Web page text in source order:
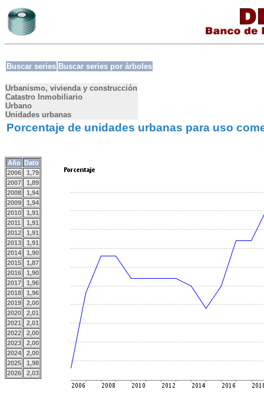
Buscar series Buscar series por árboles
Urbanismo, vivienda y construcción
Catastro Inmobiliario
Urbano
Unidades urbanas
Porcentaje de unidades urbanas para uso
Año Dato
2006
1,79
2007
1,89
2008
1,94
2009
1,94
2010
1,91
2011
1,91
2012
1,91
2013
1,91
2014
1,90
2015
1,87
2016
1,90
2017
1,96
2018
1,96
2019
2,00
2020
2,01
2021
2,01
2022
2,00
2023
2,00
2024
2,00
2025
1,98
2026
2,03